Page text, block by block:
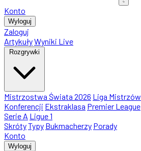
Konto
Wyloguj
Zaloguj
ArtykułyWyniki Live
Rozgrywki
Mistrzostwa Świata 2026 Liga Mistrzów
Konferencji Ekstraklasa Premier League
Serie A Ligue 1
SkrótyTypy Bukmacherzy Porady
Konto
Wyloguj